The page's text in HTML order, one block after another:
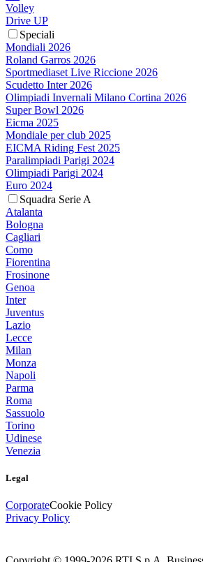
Volley
Drive UP
Speciali
Mondiali 2026
Roland Garros 2026
Sportmediaset Live Riccione 2026
Scudetto Inter 2026
Olimpiadi Invernali Milano Cortina 2026
Super Bowl 2026
Eicma 2025
Mondiale per club 2025
EICMA Riding Fest 2025
Paralimpiadi Parigi 2024
Olimpiadi Parigi 2024
Euro 2024
Squadra Serie A
Atalanta
Bologna
Cagliari
Como
Fiorentina
Frosinone
Genoa
Inter
Juventus
Lazio
Lecce
Milan
Monza
Napoli
Parma
Roma
Sassuolo
Torino
Udinese
Venezia
Legal
CorporateCookie Policy
Privacy Policy